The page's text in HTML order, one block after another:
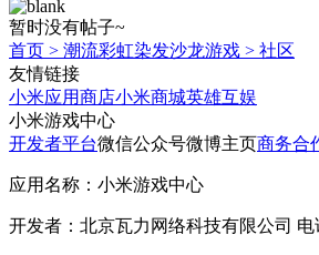
暂时没有帖子~
首页 > 潮流彩虹染发沙龙游戏 > 社区
友情链接
小米应用商店小米商城英雄互娱
小米游戏中心
开发者平台微信公众号微博主页商务合
应用名称：小米游戏中心
开发者：北京瓦力网络科技有限公司 电